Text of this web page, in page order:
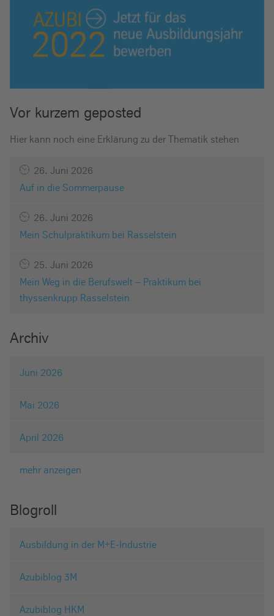
Vor kurzem geposted
Hier kann noch eine Erklärung zu der Thematik stehen
26. Juni 2026
Auf in die Sommerpause
26. Juni 2026
Mein Schulpraktikum bei Rasselstein
25. Juni 2026
Mein Weg in die Berufswelt – Praktikum bei
thyssenkrupp Rasselstein
Archiv
Juni 2026
Mai 2026
April 2026
mehr anzeigen
Blogroll
Ausbildung in der M+E-Industrie
Azubiblog 3M
Azubiblog HKM